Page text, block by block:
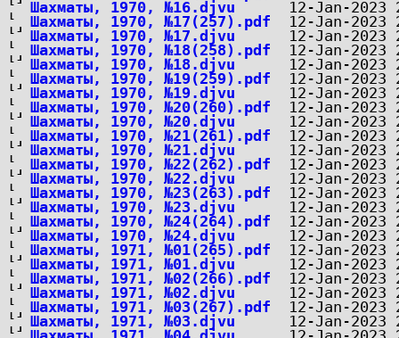
Шахматы, 1970, №16.djvu
Шахматы, 1970, №17(257).pdf
Шахматы, 1970, №17.djvu
Шахматы, 1970, №18(258).pdf
Шахматы, 1970, №18.djvu
Шахматы, 1970, №19(259).pdf
Шахматы, 1970, №19.djvu
Шахматы, 1970, №20(260).pdf
Шахматы, 1970, №20.djvu
Шахматы, 1970, №21(261).pdf
Шахматы, 1970, №21.djvu
Шахматы, 1970, №22(262).pdf
Шахматы, 1970, №22.djvu
Шахматы, 1970, №23(263).pdf
Шахматы, 1970, №23.djvu
Шахматы, 1970, №24(264).pdf
Шахматы, 1970, №24.djvu
Шахматы, 1971, №01(265).pdf
Шахматы, 1971, №01.djvu
Шахматы, 1971, №02(266).pdf
Шахматы, 1971, №02.djvu
Шахматы, 1971, №03(267).pdf
Шахматы, 1971, №03.djvu